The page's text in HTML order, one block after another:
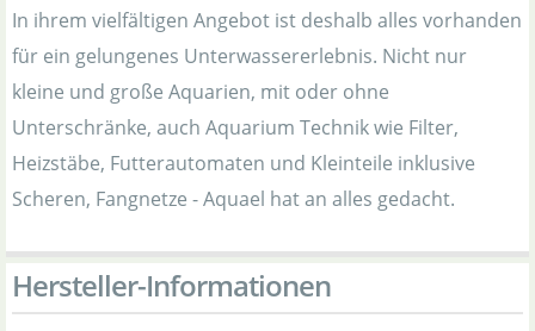
In ihrem vielfältigen Angebot ist deshalb alles vorhanden
für ein gelungenes Unterwassererlebnis. Nicht nur
kleine und große Aquarien, mit oder ohne
Unterschränke, auch Aquarium Technik wie Filter,
Heizstäbe, Futterautomaten und Kleinteile inklusive
Scheren, Fangnetze - Aquael hat an alles gedacht.
Hersteller-Informationen